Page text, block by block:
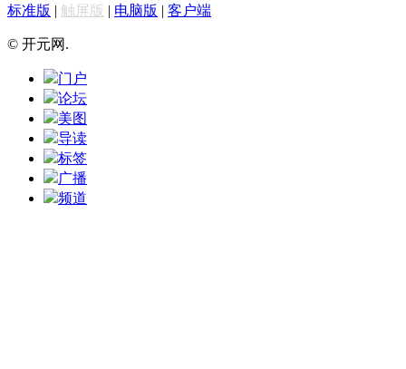
标准版 | 触屏版 | 电脑版 | 客户端
© 开元网.
门户
论坛
美图
导读
标签
广播
频道